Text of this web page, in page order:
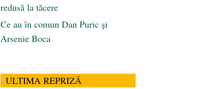
redusă la tăcere
Ce au în comun Dan Puric şi
Arsenie Boca
ULTIMA REPRIZĂ